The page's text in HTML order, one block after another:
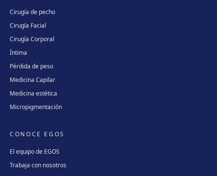
Cirugía de pecho
Cirugía Facial
Cirugía Corporal
Íntima
Pérdida de peso
Medicina Capilar
Medicina estética
Micropigmentación
CONOCE EGOS
El equipo de EGOS
Trabaja con nosotros